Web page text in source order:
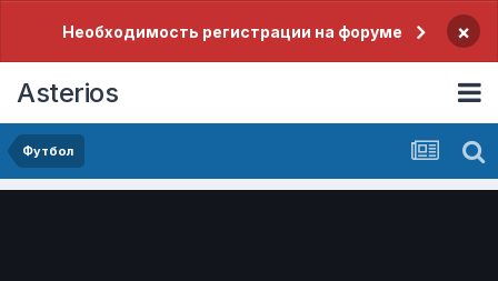
Необходимость регистрации на форуме ×
Asterios
Футбол